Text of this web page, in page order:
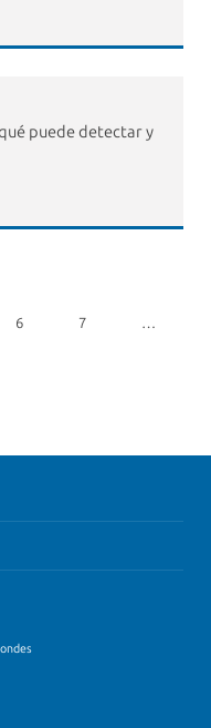
puede detectar y
6 7 …